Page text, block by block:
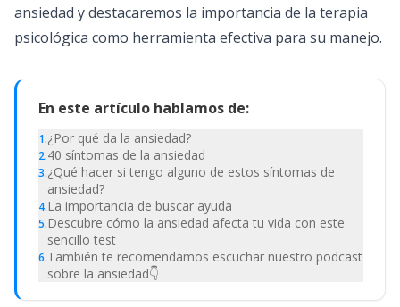
ansiedad y destacaremos la importancia de la terapia
psicológica como herramienta efectiva para su manejo.
En este artículo hablamos de:
1.¿Por qué da la ansiedad?
2.40 síntomas de la ansiedad
3.¿Qué hacer si tengo alguno de estos síntomas de
ansiedad?
4.La importancia de buscar ayuda
5.Descubre cómo la ansiedad afecta tu vida con este
sencillo test
6.También te recomendamos escuchar nuestro podcast
sobre la ansiedad👇